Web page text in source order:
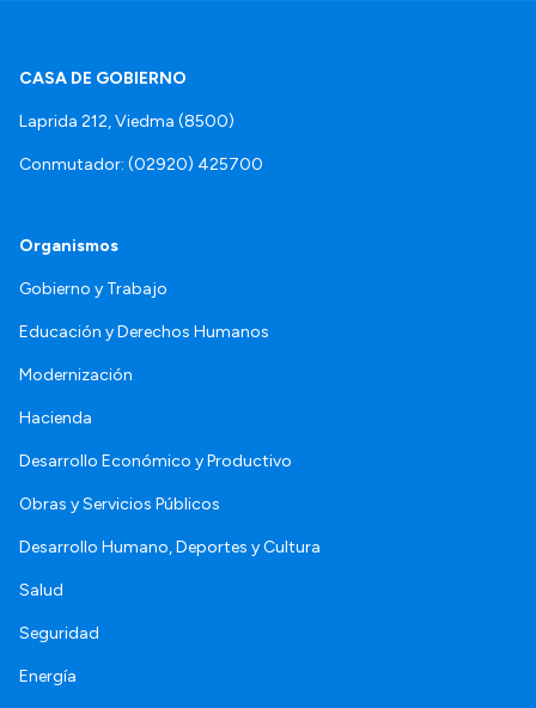
CASA DE GOBIERNO
Laprida 212, Viedma (8500)
Conmutador: (02920) 425700
Organismos
Gobierno y Trabajo
Educación y Derechos Humanos
Modernización
Hacienda
Desarrollo Económico y Productivo
Obras y Servicios Públicos
Desarrollo Humano, Deportes y Cultura
Salud
Seguridad
Energía